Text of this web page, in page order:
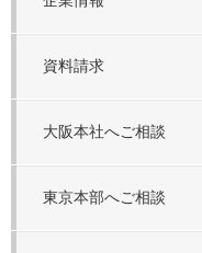
資料請求
大阪本社へご相談
東京本部へご相談